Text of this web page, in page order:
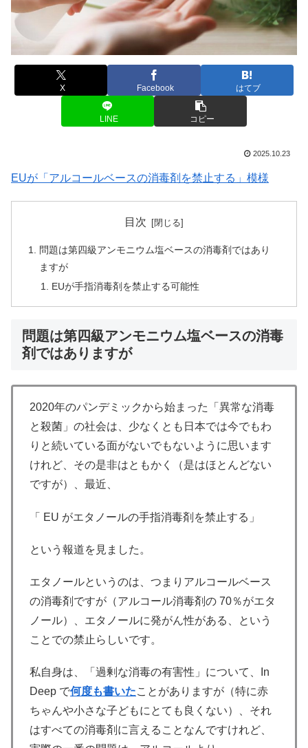
X Facebook はてブ
LINE コピー
2025.10.23
EUが「アルコールベースの消毒剤を禁止する」模様
目次
問題は第四級アンモニウム塩ベースの消毒剤ではあり
ますが
EUが手指消毒剤を禁止する可能性
問題は第四級アンモニウム塩ベースの消毒
剤ではありますが
2020年のパンデミックから始まった「異常な消毒
と殺菌」の社会は、少なくとも日本では今でもわ
りと続いている面がないでもないように思います
けれど、その是非はともかく（是はほとんどない
ですが）、最近、
「 EU がエタノールの手指消毒剤を禁止する」
という報道を見ました。
エタノールというのは、つまりアルコールベース
の消毒剤ですが（アルコール消毒剤の 70％がエタ
ノール）、エタノールに発がん性がある、という
ことでの禁止らしいです。
私自身は、「過剰な消毒の有害性」について、In
Deep で何度も書いたことがありますが（特に赤
ちゃんや小さな子どもにとても良くない）、それ
はすべての消毒剤に言えることなんですけれど、